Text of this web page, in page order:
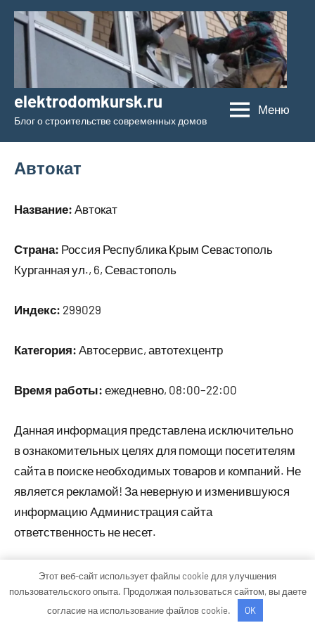
Перейти
содержимому
elektrodomkursk.ru
Блог о строительстве современных домов
Меню
Автокат
Название: Автокат
Страна: Россия Республика Крым Севастополь
Курганная ул., 6, Севастополь
Индекс: 299029
Категория: Автосервис, автотехцентр
Время работы: ежедневно, 08:00–22:00
Данная информация представлена исключительно
в ознакомительных целях для помощи посетителям
сайта в поиске необходимых товаров и компаний. Не
является рекламой! За неверную и изменившуюся
информацию Администрация сайта
ответственность не несет.
Тема WordPress: Occasio от ThemeZee.
Этот веб-сайт использует файлы cookie для улучшения
пользовательского опыта. Продолжая пользоваться сайтом, вы даете
согласие на использование файлов cookie.
OK